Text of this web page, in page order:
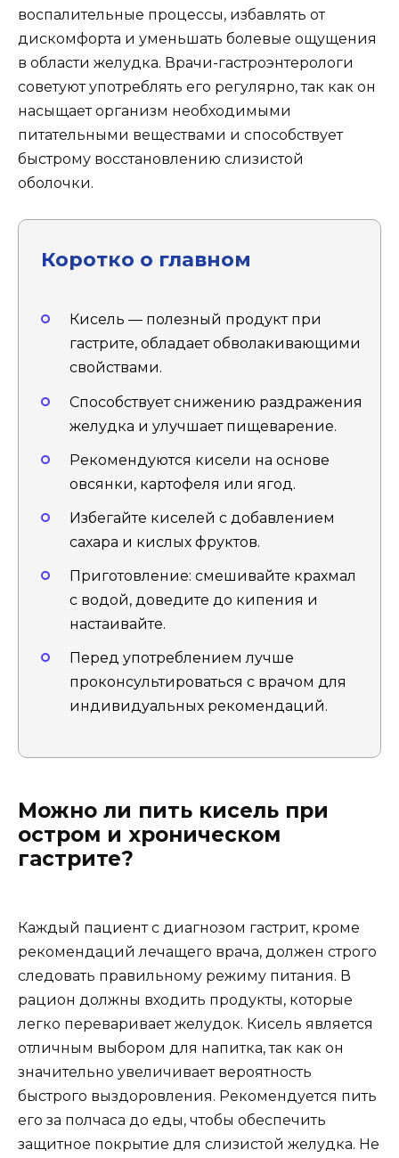
воспалительные процессы, избавлять от
дискомфорта и уменьшать болевые ощущения
в области желудка. Врачи-гастроэнтерологи
советуют употреблять его регулярно, так как он
насыщает организм необходимыми
питательными веществами и способствует
быстрому восстановлению слизистой
оболочки.
Коротко о главном
Кисель — полезный продукт при
гастрите, обладает обволакивающими
свойствами.
Способствует снижению раздражения
желудка и улучшает пищеварение.
Рекомендуются кисели на основе
овсянки, картофеля или ягод.
Избегайте киселей с добавлением
сахара и кислых фруктов.
Приготовление: смешивайте крахмал
с водой, доведите до кипения и
настаивайте.
Перед употреблением лучше
проконсультироваться с врачом для
индивидуальных рекомендаций.
Можно ли пить кисель при
остром и хроническом
гастрите?
Каждый пациент с диагнозом гастрит, кроме
рекомендаций лечащего врача, должен строго
следовать правильному режиму питания. В
рацион должны входить продукты, которые
легко переваривает желудок. Кисель является
отличным выбором для напитка, так как он
значительно увеличивает вероятность
быстрого выздоровления. Рекомендуется пить
его за полчаса до еды, чтобы обеспечить
защитное покрытие для слизистой желудка. Не